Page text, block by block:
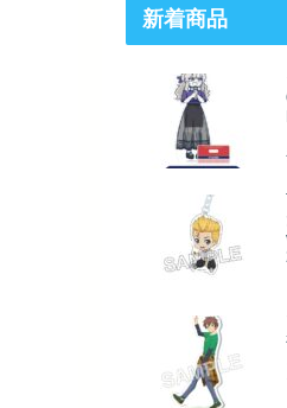
新着商品